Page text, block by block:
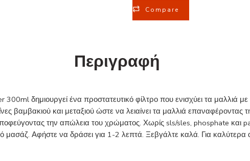
Compare
Περιγραφή
δημιουργεί ένα προστατευτικό φίλτρο που ενισχύει τα μαλλιά με
βαμβακιού και μεταξιού ώστε να λειαίνει τα μαλλιά
την απώλεια του χρώματος. Χωρίς sls/sles, phosphate και
μασάζ. Αφήστε να δράσει για 1-2 λεπτά. Ξεβγάλτε καλά. Για